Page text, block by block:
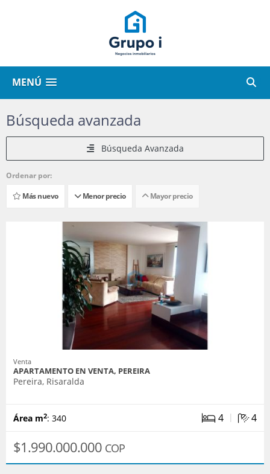
MENÚ
Búsqueda avanzada
Búsqueda Avanzada
Ordenar por:
Más nuevo
Menor precio Mayor precio
Venta
APARTAMENTO EN VENTA, PEREIRA
Pereira, Risaralda
Área m2: 340 4 | 4
$1.990.000.000 COP